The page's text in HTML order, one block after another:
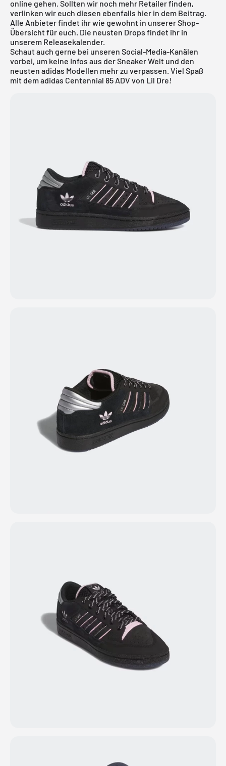
online gehen. Sollten wir noch mehr Retailer finden,
verlinken wir euch diesen ebenfalls hier in dem Beitrag.
Alle Anbieter findet ihr wie gewohnt in unserer Shop-
Übersicht für euch. Die neusten Drops findet ihr in
unserem Releasekalender.
Schaut auch gerne bei unseren Social-Media-Kanälen
vorbei, um keine Infos aus der Sneaker Welt und den
neusten adidas Modellen mehr zu verpassen. Viel Spaß
mit dem adidas Centennial 85 ADV von Lil Dre!